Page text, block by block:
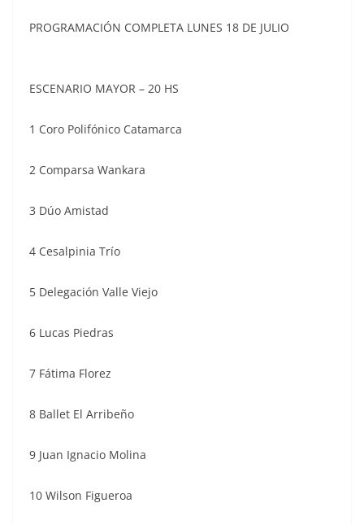
PROGRAMACIÓN COMPLETA LUNES 18 DE JULIO
ESCENARIO MAYOR – 20 HS
1 Coro Polifónico Catamarca
2 Comparsa Wankara
3 Dúo Amistad
4 Cesalpinia Trío
5 Delegación Valle Viejo
6 Lucas Piedras
7 Fátima Florez
8 Ballet El Arribeño
9 Juan Ignacio Molina
10 Wilson Figueroa